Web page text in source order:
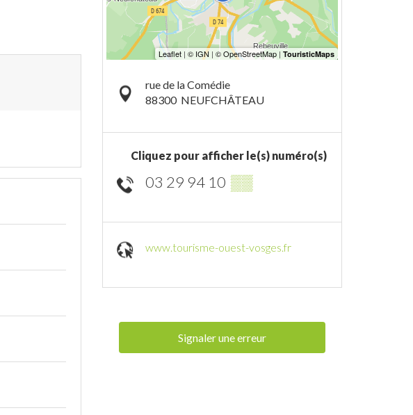
rue de la Comédie
88300 NEUFCHÂTEAU
Cliquez pour afficher le(s) numéro(s)
03 29 94 10 ▒▒
www.tourisme-ouest-vosges.fr
Signaler une erreur